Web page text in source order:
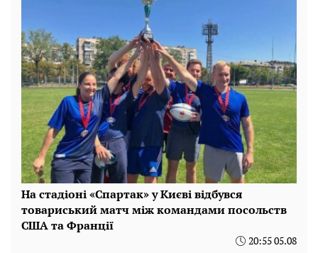
На стадіоні «Спартак» у Києві відбувся
товариський матч між командами посольств
США та Франції
20:55 05.08